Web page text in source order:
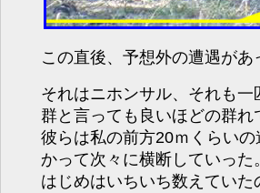
この直後、予想外の遭遇があ
それはニホンサル、それも一
群と言っても良いほどの群れ
彼らは私の前方20ｍくらい
かって次々に横断していった。
はじめはいちいち数えていた